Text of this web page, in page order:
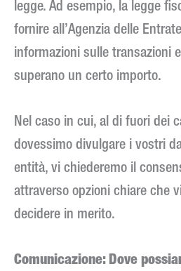
legge. Ad esempio, la legge
fornire all’Agenzia delle
informazioni sulle transazioni
superano un certo importo.
Nel caso in cui, al di fuori dei
dovessimo divulgare i vostri
entità, vi chiederemo il
attraverso opzioni chiare che
decidere in merito.
Comunicazione: Dove